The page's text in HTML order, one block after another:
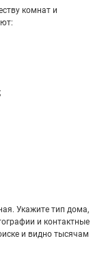
комнат и
Укажите тип дома,
и контактные
и видно тысячам